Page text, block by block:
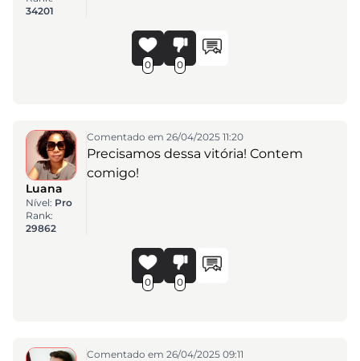
34201
0 0
Luana
Nível: Pro
Rank:
29862
Comentado em 26/04/2025 11:20
Precisamos dessa vitória! Contem
comigo!
0 0
Comentado em 26/04/2025 09:11